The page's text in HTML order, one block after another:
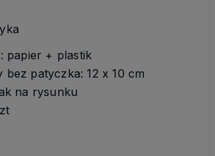
papier + plastik
bez patyczka: 12 x 10 cm
na rysunku